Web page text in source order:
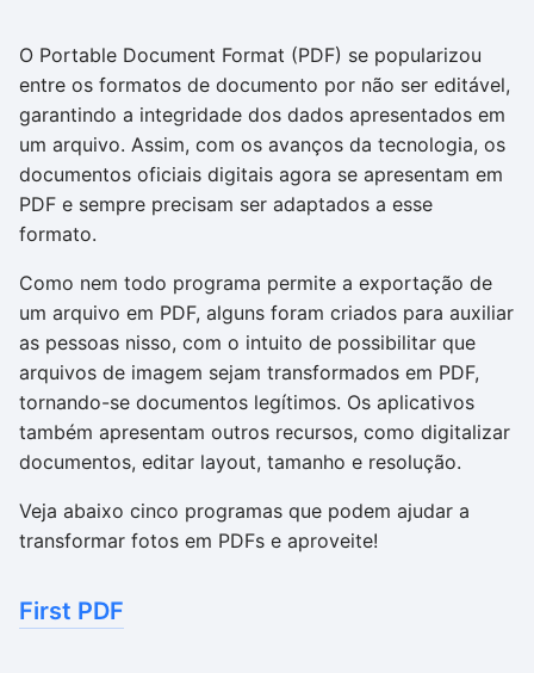
O Portable Document Format (PDF) se popularizou
entre os formatos de documento por não ser editável,
garantindo a integridade dos dados apresentados em
um arquivo. Assim, com os avanços da tecnologia, os
documentos oficiais digitais agora se apresentam em
PDF e sempre precisam ser adaptados a esse
formato.
Como nem todo programa permite a exportação de
um arquivo em PDF, alguns foram criados para auxiliar
as pessoas nisso, com o intuito de possibilitar que
arquivos de imagem sejam transformados em PDF,
tornando-se documentos legítimos. Os aplicativos
também apresentam outros recursos, como digitalizar
documentos, editar layout, tamanho e resolução.
Veja abaixo cinco programas que podem ajudar a
transformar fotos em PDFs e aproveite!
First PDF